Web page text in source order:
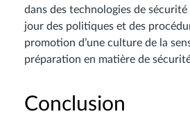
dans des technologies de sécurité
jour des politiques et des
promotion d’une culture de la
préparation en matière de
Conclusion